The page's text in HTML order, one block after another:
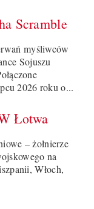
Scramble
myśliwców
Sojuszu
2026 roku o...
Łotwa
– żołnierze
na
Włoch,